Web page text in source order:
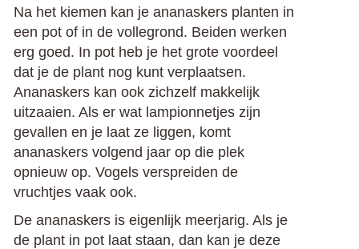
Na het kiemen kan je ananaskers planten in
een pot of in de vollegrond. Beiden werken
erg goed. In pot heb je het grote voordeel
dat je de plant nog kunt verplaatsen.
Ananaskers kan ook zichzelf makkelijk
uitzaaien. Als er wat lampionnetjes zijn
gevallen en je laat ze liggen, komt
ananaskers volgend jaar op die plek
opnieuw op. Vogels verspreiden de
vruchtjes vaak ook.
De ananaskers is eigenlijk meerjarig. Als je
de plant in pot laat staan, dan kan je deze